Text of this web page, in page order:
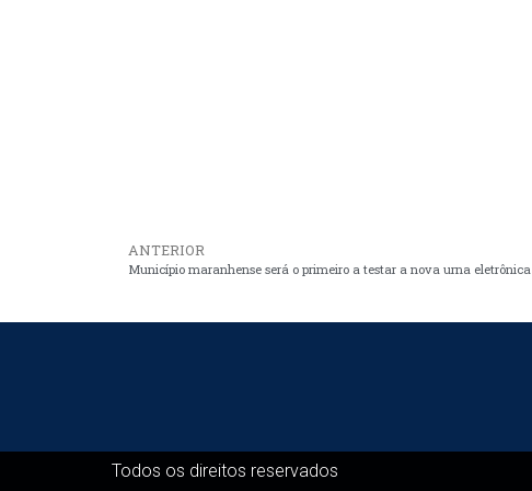
ANTERIOR
Município maranhense será o primeiro a testar a nova urna eletrônica
Todos os direitos reservados